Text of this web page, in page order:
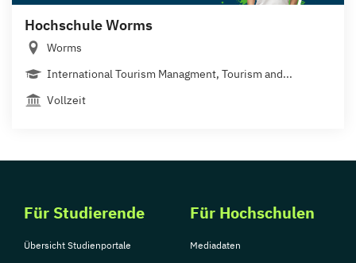
Hochschule Worms
Worms
International Tourism Managment, Tourism and...
Vollzeit
Für Studierende
Übersicht Studienportale
Für Hochschulen
Mediadaten